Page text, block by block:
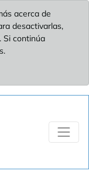
acerca de
desactivarlas,
Si continúa